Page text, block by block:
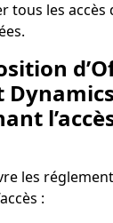
tous les accès
les
: